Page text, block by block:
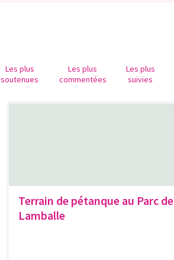
Les plus
soutenues
Les plus
commentées
Les plus
suivies
Terrain de pétanque au Parc de
Lamballe